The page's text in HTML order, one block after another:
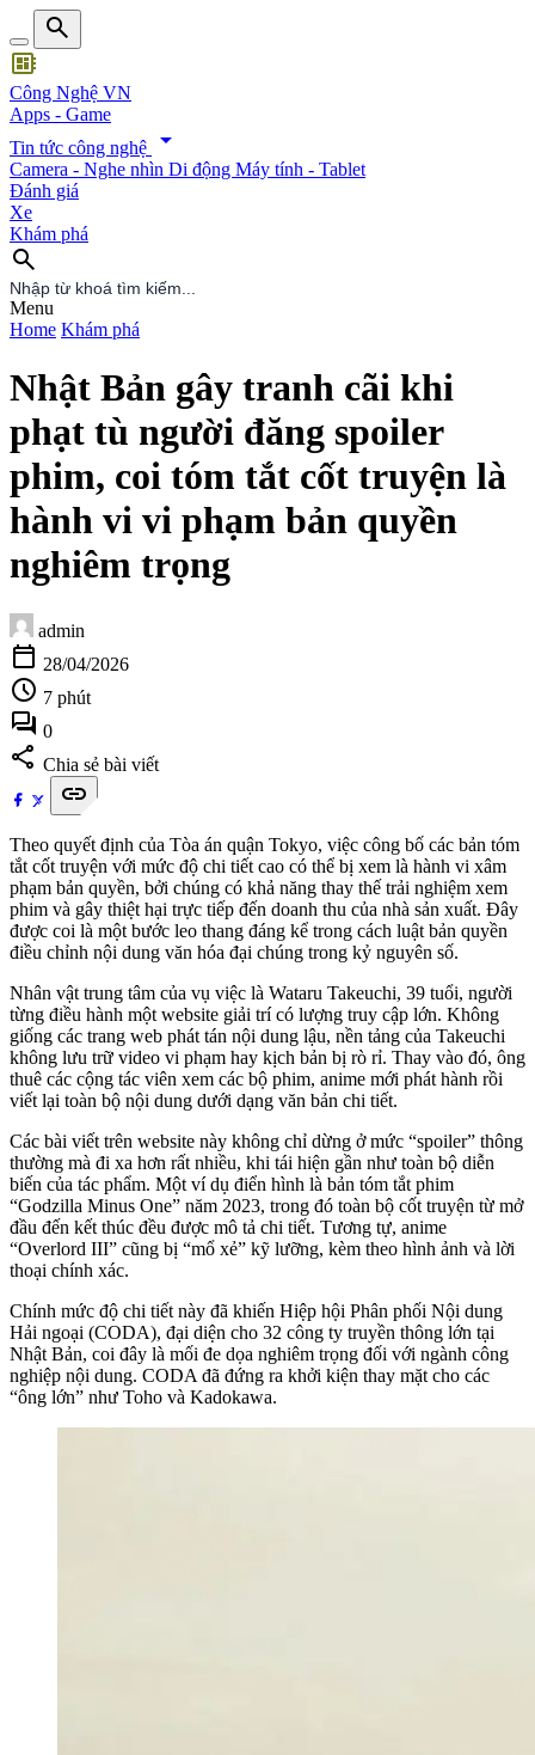
search
developer_board
Công Nghệ VN
Apps - Game
Tin tức công nghệ
arrow_drop_down
Camera - Nghe nhìn Di động Máy tính - Tablet
Đánh giá
Xe
Khám phá
search
search
Menu
Home Khám phá
Nhật Bản gây tranh cãi khi
phạt tù người đăng spoiler
phim, coi tóm tắt cốt truyện là
hành vi vi phạm bản quyền
nghiêm trọng
admin
calendar_today 28/04/2026
schedule 7 phút
forum 0
share Chia sẻ bài viết
link
Theo quyết định của Tòa án quận Tokyo, việc công bố các bản tóm
tắt cốt truyện với mức độ chi tiết cao có thể bị xem là hành vi xâm
phạm bản quyền, bởi chúng có khả năng thay thế trải nghiệm xem
phim và gây thiệt hại trực tiếp đến doanh thu của nhà sản xuất. Đây
được coi là một bước leo thang đáng kể trong cách luật bản quyền
điều chỉnh nội dung văn hóa đại chúng trong kỷ nguyên số.
Nhân vật trung tâm của vụ việc là Wataru Takeuchi, 39 tuổi, người
từng điều hành một website giải trí có lượng truy cập lớn. Không
giống các trang web phát tán nội dung lậu, nền tảng của Takeuchi
không lưu trữ video vi phạm hay kịch bản bị rò rỉ. Thay vào đó, ông
thuê các cộng tác viên xem các bộ phim, anime mới phát hành rồi
viết lại toàn bộ nội dung dưới dạng văn bản chi tiết.
Các bài viết trên website này không chỉ dừng ở mức “spoiler” thông
thường mà đi xa hơn rất nhiều, khi tái hiện gần như toàn bộ diễn
biến của tác phẩm. Một ví dụ điển hình là bản tóm tắt phim
“Godzilla Minus One” năm 2023, trong đó toàn bộ cốt truyện từ mở
đầu đến kết thúc đều được mô tả chi tiết. Tương tự, anime
“Overlord III” cũng bị “mổ xẻ” kỹ lưỡng, kèm theo hình ảnh và lời
thoại chính xác.
Chính mức độ chi tiết này đã khiến Hiệp hội Phân phối Nội dung
Hải ngoại (CODA), đại diện cho 32 công ty truyền thông lớn tại
Nhật Bản, coi đây là mối đe dọa nghiêm trọng đối với ngành công
nghiệp nội dung. CODA đã đứng ra khởi kiện thay mặt cho các
“ông lớn” như Toho và Kadokawa.